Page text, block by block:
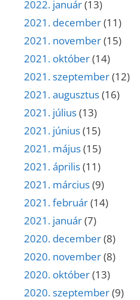
2022. január(13)
2021. december(11)
2021. november(15)
2021. október(14)
2021. szeptember(12)
2021. augusztus(16)
2021. július(13)
2021. június(15)
2021. május(15)
2021. április(11)
2021. március(9)
2021. február(14)
2021. január(7)
2020. december(8)
2020. november(8)
2020. október(13)
2020. szeptember(9)